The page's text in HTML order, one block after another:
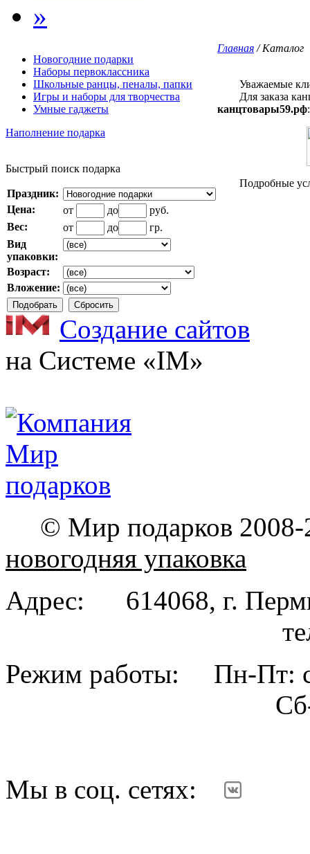
»
Новогодние подарки
Наборы первоклассника
Школьные ранцы, пеналы, папки
Игры и наборы для творчества
Умные гаджеты
Наполнение подарка
Быстрый поиск подарка
Праздник:
Цена:
от до
руб.
Вес:
от до
гр.
Вид
упаковки:
Возраст:
Вложение:
Главная / Каталог
Уважаемые
Для заказа
канцтовары59.рф:
Подробные
Создание сайтов
на Системе «IM»
© Мир подарков
новогодняя упаковка
Адрес: 614068, г.
тел.
Режим работы: Пн-Пт:
Сб-Вс:
Мы в соц. сетях: